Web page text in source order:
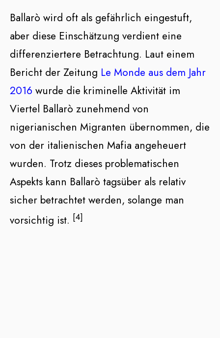
Ballarò wird oft als gefährlich eingestuft,
aber diese Einschätzung verdient eine
differenziertere Betrachtung. Laut einem
Bericht der Zeitung Le Monde aus dem Jahr
2016 wurde die kriminelle Aktivität im
Viertel Ballarò zunehmend von
nigerianischen Migranten übernommen, die
von der italienischen Mafia angeheuert
wurden. Trotz dieses problematischen
Aspekts kann Ballarò tagsüber als relativ
sicher betrachtet werden, solange man
vorsichtig ist. [4]